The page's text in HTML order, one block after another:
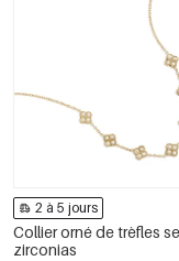
2 à 5 jours
Collier orné de trèfles
zirconias